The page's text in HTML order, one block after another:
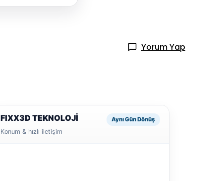
Yorum Yap
FIXX3D TEKNOLOJİ
Konum & hızlı iletişim
Aynı Gün Dönüş